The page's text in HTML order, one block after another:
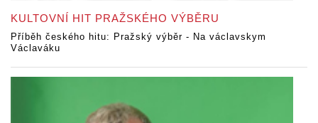
KULTOVNÍ HIT PRAŽSKÉHO VÝBĚRU
Příběh českého hitu: Pražský výběr - Na václavskym
Václaváku